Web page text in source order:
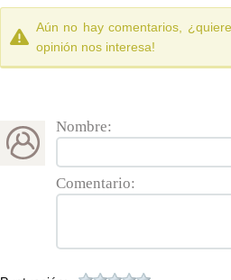
Aún no hay comentarios,
opinión nos interesa!
Nombre:
Comentario: